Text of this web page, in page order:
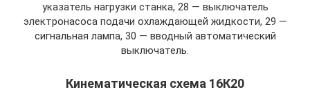
указатель нагрузки станка, 28 — выключатель
электронасоса подачи охлаждающей жидкости, 29 —
сигнальная лампа, 30 — вводный автоматический
выключатель.
Кинематическая схема 16К20